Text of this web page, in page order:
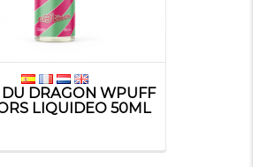
DU DRAGON WPUFF
LIQUIDEO 50ML